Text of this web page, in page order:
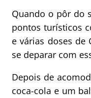
Quando o pôr do
pontos turísticos
e várias doses de
se deparar com
Depois de
coca-cola e um